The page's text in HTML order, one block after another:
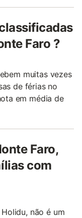
Faro ?
muitas vezes
de férias no
em média de
Faro,
com
não é um